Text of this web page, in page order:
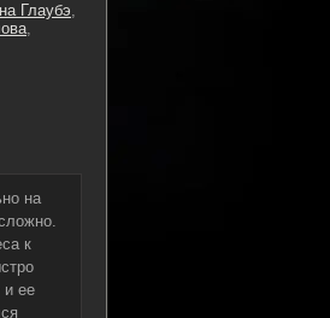
Глаубэ,
,
на
к
и ее